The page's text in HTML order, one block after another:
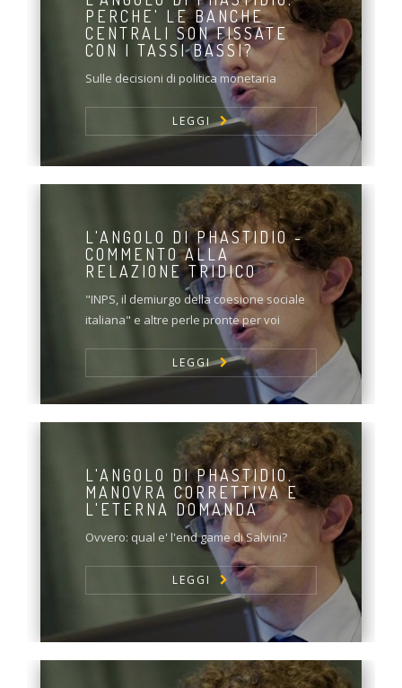
PERCHE' LE BANCHE
CENTRALI SON FISSATE
CON I TASSI BASSI?
Sulle decisioni di politica monetaria
LEGGI
L'ANGOLO DI PHASTIDIO -
COMMENTO ALLA
RELAZIONE TRIDICO
"INPS, il demiurgo della coesione sociale
italiana" e altre perle pronte per voi
LEGGI
L'ANGOLO DI PHASTIDIO.
MANOVRA CORRETTIVA E
L'ETERNA DOMANDA
Ovvero: qual e' l'end game di Salvini?
LEGGI